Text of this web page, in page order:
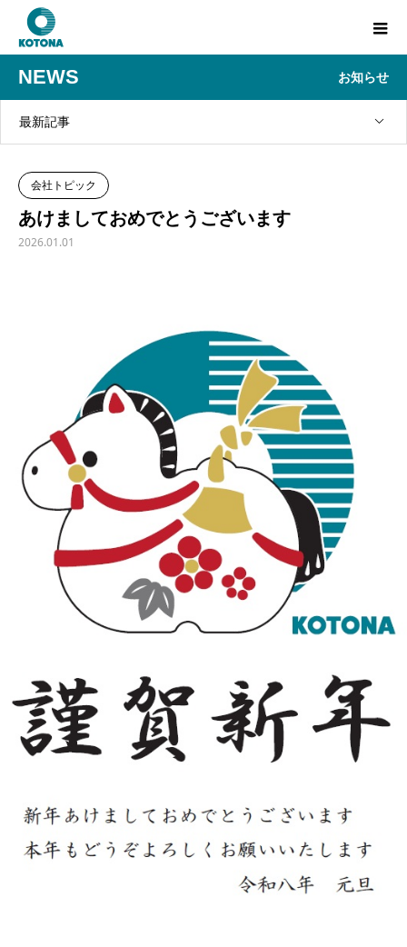
NEWS お知らせ
最新記事
会社トピック
あけましておめでとうございます
2026.01.01